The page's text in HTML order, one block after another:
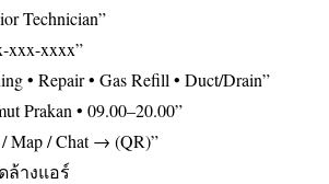
Technician”
xxx-xxxx”
• Repair • Gas Refill • Duct/Drain”
Prakan • 09.00–20.00”
/ Map / Chat → (QR)”
ล้างแอร์